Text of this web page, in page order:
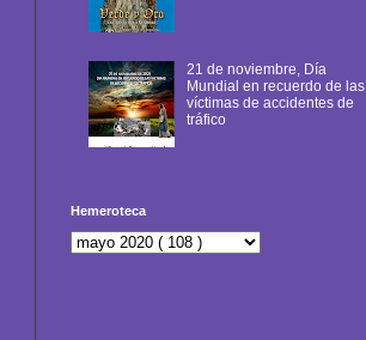
21 de noviembre, Día
Mundial en recuerdo de las
víctimas de accidentes de
tráfico
Hemeroteca